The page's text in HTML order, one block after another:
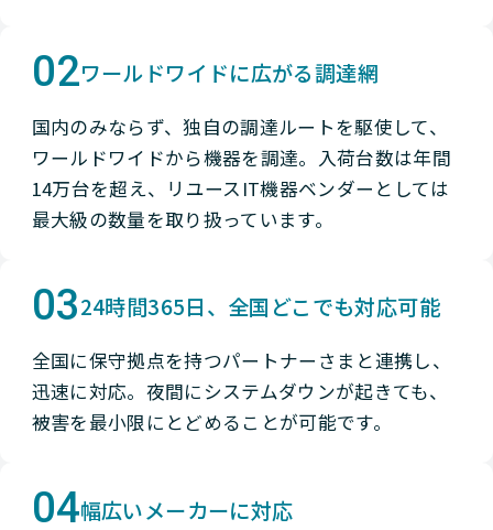
02ワールドワイドに広がる調達網
国内のみならず、独自の調達ルートを駆使して、
ワールドワイドから機器を調達。入荷台数は年間
14万台を超え、リユースIT機器ベンダーとしては
最大級の数量を取り扱っています。
0324時間365日、全国どこでも対応可能
全国に保守拠点を持つパートナーさまと連携し、
迅速に対応。夜間にシステムダウンが起きても、
被害を最小限にとどめることが可能です。
04幅広いメーカーに対応